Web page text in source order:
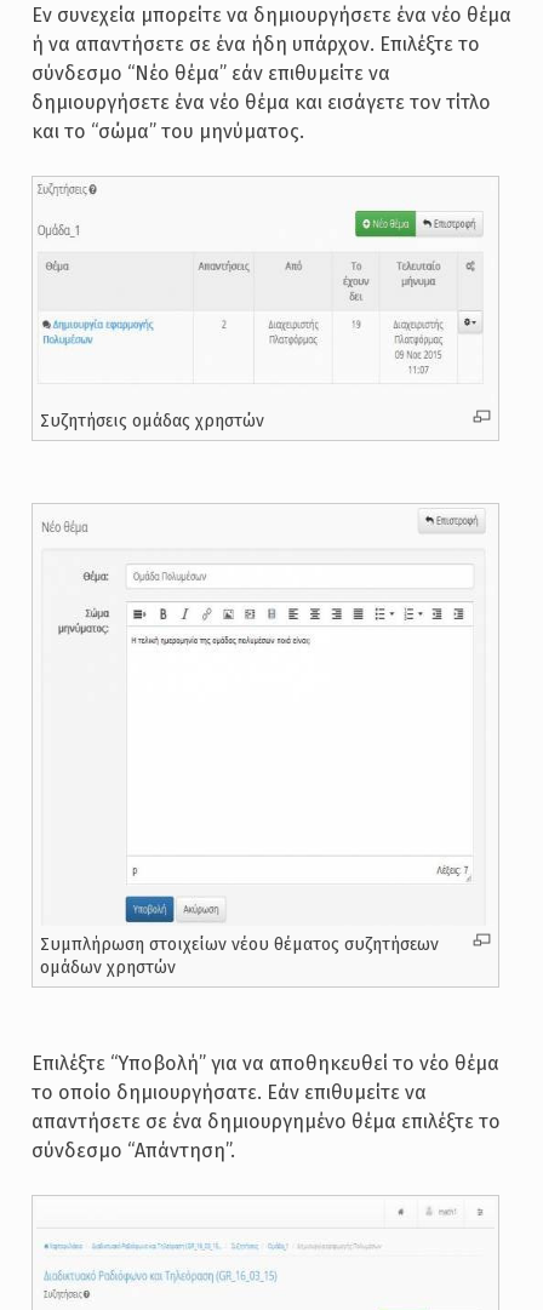
Εν συνεχεία μπορείτε να δημιουργήσετε ένα νέο θέμα
ή να απαντήσετε σε ένα ήδη υπάρχον. Επιλέξτε το
σύνδεσμο “Νέο θέμα” εάν επιθυμείτε να
δημιουργήσετε ένα νέο θέμα και εισάγετε τον τίτλο
και το “σώμα” του μηνύματος.
Συζητήσεις ομάδας χρηστών
Συμπλήρωση στοιχείων νέου θέματος συζητήσεων
ομάδων χρηστών
Επιλέξτε “Υποβολή” για να αποθηκευθεί το νέο θέμα
το οποίο δημιουργήσατε. Εάν επιθυμείτε να
απαντήσετε σε ένα δημιουργημένο θέμα επιλέξτε το
σύνδεσμο “Απάντηση”.